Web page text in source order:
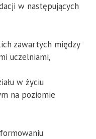
w następujących
zawartych między
uczelniami,
w życiu
na poziomie